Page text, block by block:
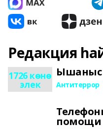
Редакция
1726 көнө
элек
Ышаныс
Антитеррор
помощи